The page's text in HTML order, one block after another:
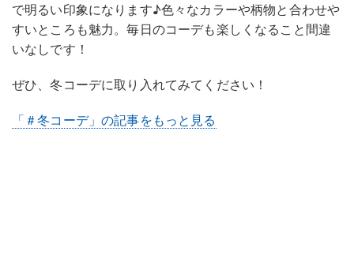
で明るい印象になります♪色々なカラーや柄物と合わせや
すいところも魅力。毎日のコーデも楽しくなること間違
いなしです！
ぜひ、冬コーデに取り入れてみてください！
「＃冬コーデ」の記事をもっと見る